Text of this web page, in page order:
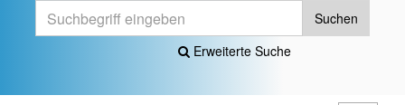
Suchen
Erweiterte Suche